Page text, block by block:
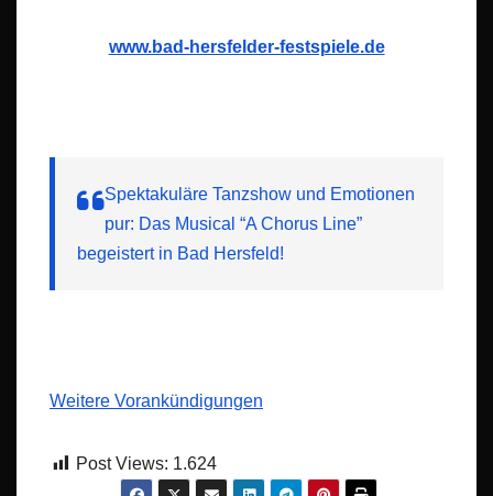
www.bad-hersfelder-festspiele.de
Spektakuläre Tanzshow und Emotionen
pur: Das Musical “A Chorus Line”
begeistert in Bad Hersfeld!
Weitere Vorankündigungen
Post Views: 1.624